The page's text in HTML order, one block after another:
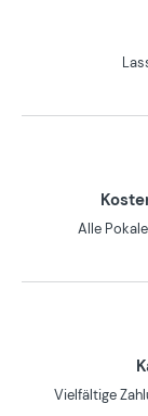
Alle
Vielfältige